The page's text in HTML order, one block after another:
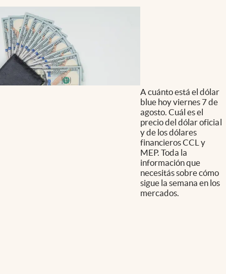
A cuánto está el dólar
blue hoy viernes 7 de
agosto. Cuál es el
precio del dólar oficial
y de los dólares
financieros CCL y
MEP. Toda la
información que
necesitás sobre cómo
sigue la semana en los
mercados.